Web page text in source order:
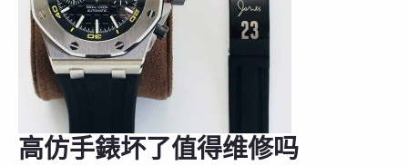
高仿手錶坏了值得维修吗